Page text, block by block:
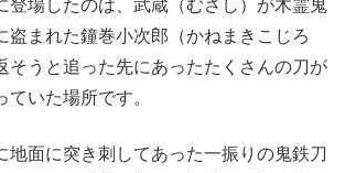
登場したのは、武蔵（むさし）が木霊鬼
盗まれた鐘巻小次郎（かねまきこじろ
そうと追った先にあったたくさんの刀が
いた場所です。
地面に突き刺してあった一振りの鬼鉄刀